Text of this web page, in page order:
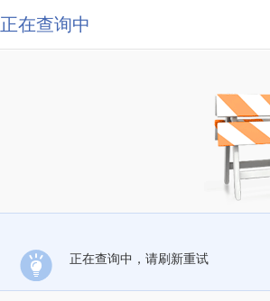
正在查询中
正在查询中，请刷新重试